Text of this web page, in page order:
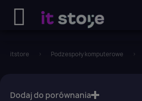
itstore Podzespoły komputerowe
Dodaj do porównania